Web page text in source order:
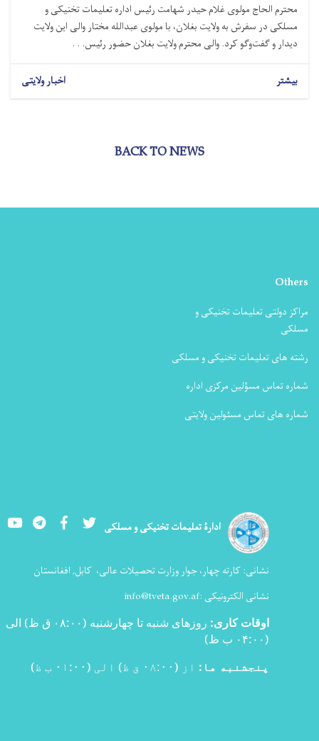
محترم الحاج مولوی غلام حیدر شهامت رئیس اداره تعلیمات تخنیکی و
مسلکی در سفرش به ولایت بغلان، با مولوی عبدالله مختار والی این ولایت
دیدار و گفت‌وگو کرد. والی محترم ولایت بغلان حضور رئیس. . .
بیشتر اخبار ولایتی
BACK TO NEWS
Others
مراکز دولتی تعلیمات تخنیکی و
مسلکی
رشته های تعلیمات تخنیکی و مسلکی
شماره تماس مسؤلین مرکزی اداره
شماره های تماس مسئولین ولایتی
ادارۀ تعلیمات تخنیکی و مسلکی YoutubeLinkedInFacebook Twitter
نشانی: کارته چهار، جوار وزارت تحصیلات عالی، کابل, افغانستان
نشانی الکترونیکی :info@tveta.gov.af
اوقات کاری:
روزهای شنبه تا چهارشنبه (۰۸:۰۰ ق ظ) الی
(۰۴:۰۰ ب ظ
)
پنجشنبه ها: از (۰۸:۰۰ ق ظ) الی (۰۱:۰۰ ب ظ)